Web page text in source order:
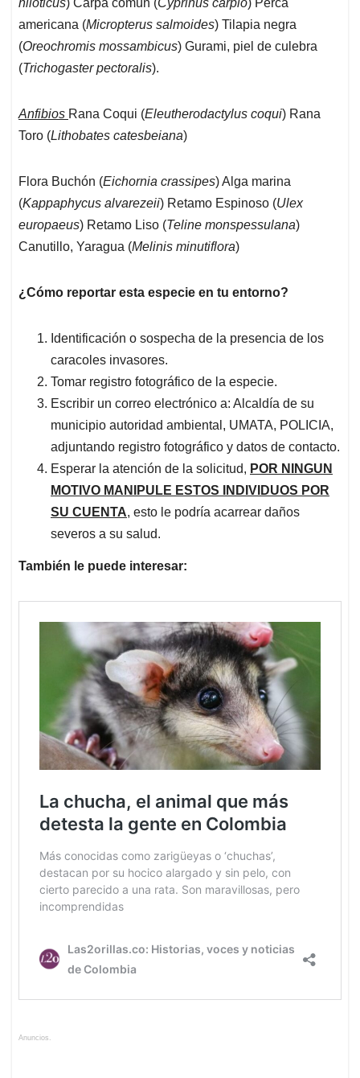
niloticus) Carpa común (Cyprinus carpio) Perca
americana (Micropterus salmoides) Tilapia negra
(Oreochromis mossambicus) Gurami, piel de culebra
(Trichogaster pectoralis).
Anfibios Rana Coqui (Eleutherodactylus coqui) Rana
Toro (Lithobates catesbeiana)
Flora Buchón (Eichornia crassipes) Alga marina
(Kappaphycus alvarezeii) Retamo Espinoso (Ulex
europaeus) Retamo Liso (Teline monspessulana)
Canutillo, Yaragua (Melinis minutiflora)
¿Cómo reportar esta especie en tu entorno?
Identificación o sospecha de la presencia de los
caracoles invasores.
Tomar registro fotográfico de la especie.
Escribir un correo electrónico a: Alcaldía de su
municipio autoridad ambiental, UMATA, POLICIA,
adjuntando registro fotográfico y datos de contacto.
Esperar la atención de la solicitud, POR NINGUN
MOTIVO MANIPULE ESTOS INDIVIDUOS POR
SU CUENTA, esto le podría acarrear daños
severos a su salud.
También le puede interesar:
Anuncios.